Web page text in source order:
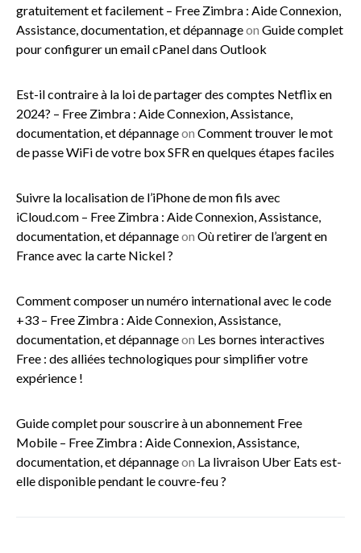
gratuitement et facilement – Free Zimbra : Aide Connexion,
Assistance, documentation, et dépannageon Guide complet
pour configurer un email cPanel dans Outlook
Est-il contraire à la loi de partager des comptes Netflix en
2024? – Free Zimbra : Aide Connexion, Assistance,
documentation, et dépannageon Comment trouver le mot
de passe WiFi de votre box SFR en quelques étapes faciles
Suivre la localisation de l’iPhone de mon fils avec
iCloud.com – Free Zimbra : Aide Connexion, Assistance,
documentation, et dépannageon Où retirer de l’argent en
France avec la carte Nickel ?
Comment composer un numéro international avec le code
+33 – Free Zimbra : Aide Connexion, Assistance,
documentation, et dépannageon Les bornes interactives
Free : des alliées technologiques pour simplifier votre
expérience !
Guide complet pour souscrire à un abonnement Free
Mobile – Free Zimbra : Aide Connexion, Assistance,
documentation, et dépannageon La livraison Uber Eats est-
elle disponible pendant le couvre-feu ?